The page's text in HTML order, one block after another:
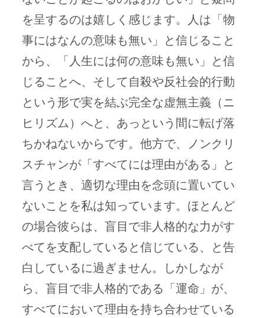
を呈するのは嬉しく感じます。人は「物
事にはなんの意味も無い」と信じること
から、「人生には何の意味も無い」と信
じることへ、そして自殺や反社会的行動
という形で実を結ぶ完全な虚無主義（ニ
ヒリズム）へと、あっという間に転げ落
ちかねないからです。他方で、ノンクリ
スチャンが「すべてには理由がある」と
言うとき、適切な理由を念頭に置いてい
ないことを私は知っています。ほとんど
の場合彼らは、盲目で非人格的な力がす
べてを支配していると信じている、と告
白しているに過ぎません。しかしなが
ら、盲目で非人格的である「運命」が、
すべてにおいて理由を持ち合わせている